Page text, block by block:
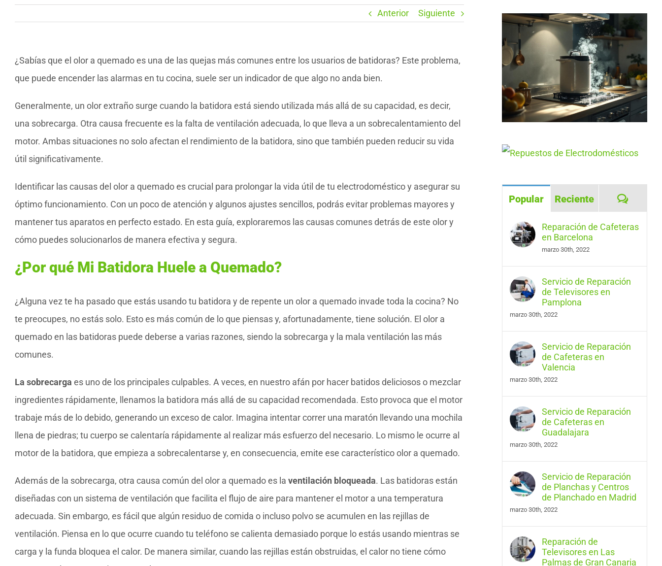
Anterior Siguiente
¿Sabías que el olor a quemado es una de las quejas más comunes entre los usuarios de batidoras? Este problema,
que puede encender las alarmas en tu cocina, suele ser un indicador de que algo no anda bien.
Generalmente, un olor extraño surge cuando la batidora está siendo utilizada más allá de su capacidad, es decir,
una sobrecarga. Otra causa frecuente es la falta de ventilación adecuada, lo que lleva a un sobrecalentamiento del
motor. Ambas situaciones no solo afectan el rendimiento de la batidora, sino que también pueden reducir su vida
útil significativamente.
Identificar las causas del olor a quemado es crucial para prolongar la vida útil de tu electrodoméstico y asegurar su
óptimo funcionamiento. Con un poco de atención y algunos ajustes sencillos, podrás evitar problemas mayores y
mantener tus aparatos en perfecto estado. En esta guía, exploraremos las causas comunes detrás de este olor y
cómo puedes solucionarlos de manera efectiva y segura.
¿Por qué Mi Batidora Huele a Quemado?
¿Alguna vez te ha pasado que estás usando tu batidora y de repente un olor a quemado invade toda la cocina? No
te preocupes, no estás solo. Esto es más común de lo que piensas y, afortunadamente, tiene solución. El olor a
quemado en las batidoras puede deberse a varias razones, siendo la sobrecarga y la mala ventilación las más
comunes.
La sobrecarga es uno de los principales culpables. A veces, en nuestro afán por hacer batidos deliciosos o mezclar
ingredientes rápidamente, llenamos la batidora más allá de su capacidad recomendada. Esto provoca que el motor
trabaje más de lo debido, generando un exceso de calor. Imagina intentar correr una maratón llevando una mochila
llena de piedras; tu cuerpo se calentaría rápidamente al realizar más esfuerzo del necesario. Lo mismo le ocurre al
motor de la batidora, que empieza a sobrecalentarse y, en consecuencia, emite ese característico olor a quemado.
Además de la sobrecarga, otra causa común del olor a quemado es la ventilación bloqueada. Las batidoras están
diseñadas con un sistema de ventilación que facilita el flujo de aire para mantener el motor a una temperatura
adecuada. Sin embargo, es fácil que algún residuo de comida o incluso polvo se acumulen en las rejillas de
ventilación. Piensa en lo que ocurre cuando tu teléfono se calienta demasiado porque lo estás usando mientras se
carga y la funda bloquea el calor. De manera similar, cuando las rejillas están obstruidas, el calor no tiene cómo
Popular Reciente
Reparación de Cafeteras
en Barcelona
marzo 30th, 2022
Servicio de Reparación
de Televisores en
Pamplona
marzo 30th, 2022
Servicio de Reparación
de Cafeteras en
Valencia
marzo 30th, 2022
Servicio de Reparación
de Cafeteras en
Guadalajara
marzo 30th, 2022
Servicio de Reparación
de Planchas y Centros
de Planchado en Madrid
marzo 30th, 2022
Reparación de
Televisores en Las
Palmas de Gran Canaria